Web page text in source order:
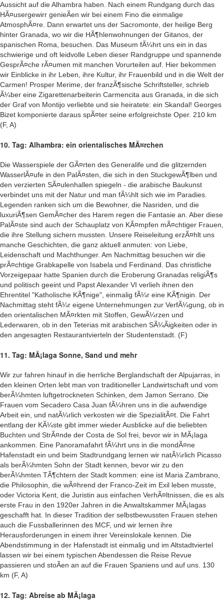
Aussicht auf die Alhambra haben. Nach einem Rundgang durch das
HÃ¤usergewirr genieÃen wir bei einem Fino die einmalige
AtmosphÃ¤re. Dann erwartet uns der Sacromonte, der heilige Berg
hinter Granada, wo wir die HÃ¶hlenwohnungen der Gitanos, der
spanischen Roma, besuchen. Das Museum fÃ¼hrt uns ein in das
schwierige und oft leidvolle Leben dieser Randgruppe und spannende
GesprÃ¤che rÃ¤umen mit manchen Vorurteilen auf. Hier bekommen
wir Einblicke in ihr Leben, ihre Kultur, ihr Frauenbild und in die Welt der
Carmen! Prosper Merime, der franzÃ¶sische Schriftsteller, schrieb
Ã¼ber eine Zigarettenarbeiterin Carmencita aus Granada, in die sich
der Graf von Montijo verliebte und sie heiratete: ein Skandal! Georges
Bizet komponierte daraus spÃ¤ter seine erfolgreichste Oper. 210 km
(F, A)
10. Tag: Alhambra: ein orientalisches MÃ¤rchen
Die Wasserspiele der GÃ¤rten des Generalife und die glitzernden
WasserlÃ¤ufe in den PalÃ¤sten, die sich in den StuckgewÃ¶lben und
den verzierten SÃ¤ulenhallen spiegeln - die arabische Baukunst
verbindet uns mit der Natur und man fÃ¼hlt sich wie im Paradies.
Legenden ranken sich um die Bewohner, die Nasriden, und die
luxuriÃ¶sen GemÃ¤cher des Harem regen die Fantasie an. Aber diese
PalÃ¤ste sind auch der Schauplatz von KÃ¤mpfen mÃ¤chtiger Frauen,
die ihre Stellung sichern mussten. Unsere Reiseleitung erzÃ¤hlt uns
manche Geschichten, die ganz aktuell anmuten: von Liebe,
Leidenschaft und Machthunger. Am Nachmittag besuchen wir die
prÃ¤chtige Grabkapelle von Isabela und Ferdinand. Das christliche
Vorzeigepaar hatte Spanien durch die Eroberung Granadas religiÃ¶s
und politisch geeint und Papst Alexander VI verlieh ihnen den
Ehrentitel "Katholische KÃ¶nige", einmalig fÃ¼r eine KÃ¶nigin. Der
Nachmittag steht fÃ¼r eigene Unternehmungen zur VerfÃ¼gung, ob in
den orientalischen MÃ¤rkten mit Stoffen, GewÃ¼rzen und
Lederwaren, ob in den Teterias mit arabischen SÃ¼Ãigkeiten oder in
den angesagten Restaurantvierteln der Studentenstadt. (F)
11. Tag: MÃ¡laga Sonne, Sand und mehr
Wir zur fahren hinauf in die herrliche Berglandschaft der Alpujarras, in
den kleinen Orten lebt man von traditioneller Landwirtschaft und vom
berÃ¼hmten luftgetrockneten Schinken, dem Jamon Serrano. Die
Frauen vom Secadero Casa Juan fÃ¼hren uns in die aufwendige
Arbeit ein, und natÃ¼rlich verkosten wir die SpezialitÃ¤t. Die Fahrt
entlang der KÃ¼ste gibt immer wieder Ausblicke auf die beliebten
Buchten und StrÃ¤nde der Costa de Sol frei, bevor wir in MÃ¡laga
ankommen. Eine Panoramafahrt fÃ¼hrt uns in die mondÃ¤ne
Hafenstadt ein und beim Stadtrundgang lernen wir natÃ¼rlich Picasso
als berÃ¼hmten Sohn der Stadt kennen, bevor wir zu den
berÃ¼hmten TÃ¶chtern der Stadt kommen: eine ist Maria Zambrano,
die Philosophin, die wÃ¤hrend der Franco-Zeit im Exil leben musste,
oder Victoria Kent, die Juristin aus einfachen VerhÃ¤ltnissen, die es als
erste Frau in den 1920er Jahren in die Anwaltskammer MÃ¡lagas
geschafft hat. In dieser Tradition der selbstbewussten Frauen stehen
auch die Fussballerinnen des MCF, und wir lernen ihre
Herausforderungen in einem ihrer Vereinslokale kennen. Die
Abendstimmung in der Hafenstadt ist einmalig und im Altstadtviertel
lassen wir bei einem typischen Abendessen die Reise Revue
passieren und stoÃen an auf die Frauen Spaniens und auf uns. 130
km (F, A)
12. Tag: Abreise ab MÃ¡laga